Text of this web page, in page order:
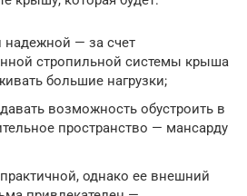
надежной — за счет
стропильной системы крыша
большие нагрузки;
возможность обустроить в
пространство — мансарду
однако ее внешний